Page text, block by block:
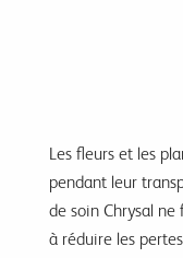
Les fleurs et les
pendant leur
de soin Chrysal
à réduire les